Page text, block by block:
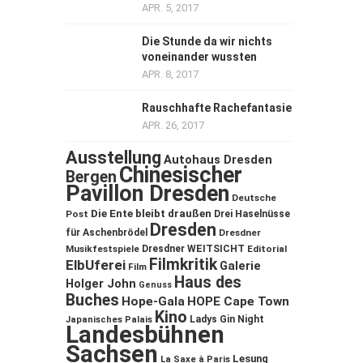
APR. 5, 2017
Die Stunde da wir nichts
voneinander wussten
APR. 8, 2017
Rauschhafte Rachefantasie
APR. 26, 2017
Ausstellung Autohaus Dresden
Bergen Chinesischer
Pavillon Dresden Deutsche
Post Die Ente bleibt draußen Drei Haselnüsse
für Aschenbrödel
Dresden Dresdner
Musikfestspiele Dresdner WEITSICHT Editorial
ElbUferei Film Filmkritik Galerie
Holger John Genuss Haus des
Buches Hope-Gala HOPE Cape Town
Japanisches Palais Kino Ladys Gin Night
Landesbühnen
Sachsen La Saxe à Paris Lesung